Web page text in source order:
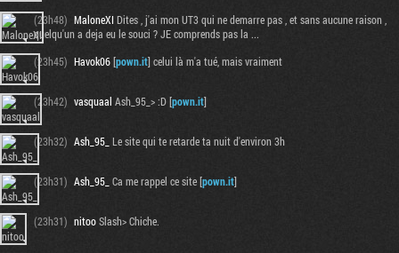
(23h48) MaloneXI Dites , j'ai mon UT3 qui ne demarre pas , et sans aucune raison ,
quelqu'un a deja eu le souci ? JE comprends pas la ...
(23h45) Havok06[pown.it] celui là m'a tué, mais vraiment
(23h42) vasquaal Ash_95_> :D [pown.it]
(23h32) Ash_95_ Le site qui te retarde ta nuit d'environ 3h
(23h31) Ash_95_ Ca me rappel ce site [pown.it]
(23h31) nitooSlash> Chiche.